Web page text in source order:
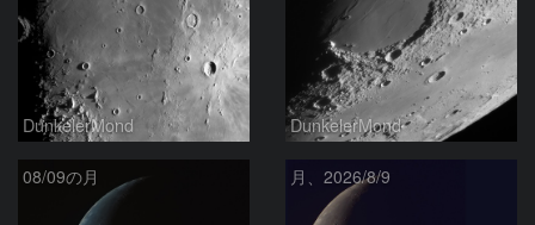
DunkelerMond DunkelerMond
08/09の月 月、2026/8/9